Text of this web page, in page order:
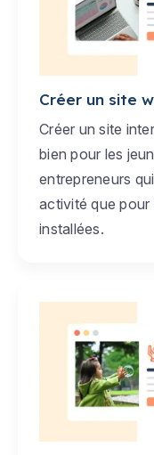
Créer un site
Créer un site
bien pour les
entrepreneurs
activité que pour
installées.